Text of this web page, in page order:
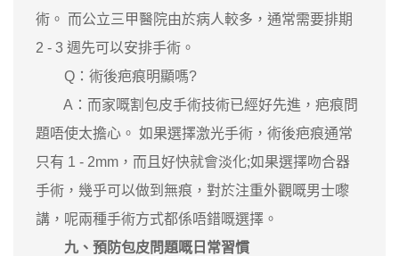
術。 而公立三甲醫院由於病人較多，通常需要排期
2 - 3 週先可以安排手術。
Q：術後疤痕明顯嗎?
A：而家嘅割包皮手術技術已經好先進，疤痕問
題唔使太擔心。 如果選擇激光手術，術後疤痕通常
只有 1 - 2mm，而且好快就會淡化;如果選擇吻合器
手術，幾乎可以做到無痕，對於注重外觀嘅男士嚟
講，呢兩種手術方式都係唔錯嘅選擇。
九、預防包皮問題嘅日常習慣